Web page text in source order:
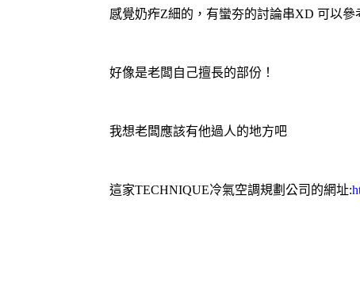
感覺奶痄Z細的，有蠻夯的討論串XD 可以參
好像是老闆自己擅長的部份！
我想老闆應該有他過人的地方吧
這家TECHNIQUE冷氣空調規劃公司的網址: